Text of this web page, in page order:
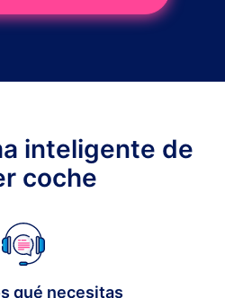
inteligente de
coche
qué necesitas